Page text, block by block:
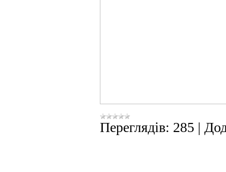
Переглядів: 285 |